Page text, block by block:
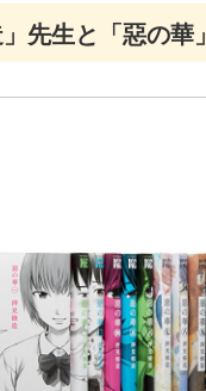
先生と「惡の華」